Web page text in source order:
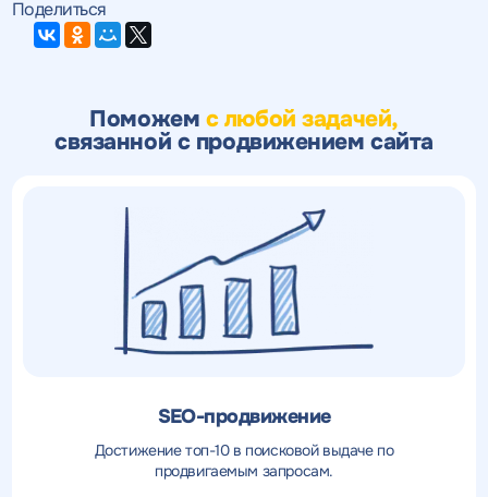
Поделиться
Поможем с любой задачей,
связанной с продвижением сайта
SEO-продвижение
Достижение топ-10 в поисковой выдаче по
продвигаемым запросам.